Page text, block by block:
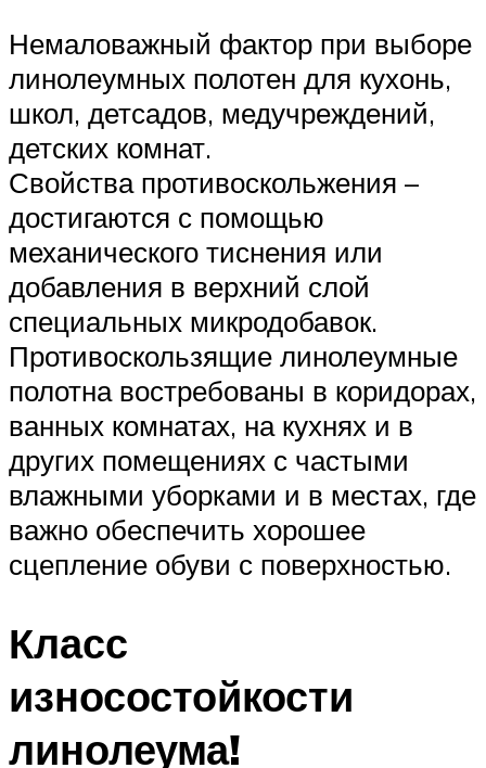
Немаловажный фактор при выборе
линолеумных полотен для кухонь,
школ, детсадов, медучреждений,
детских комнат.
Свойства противоскольжения –
достигаются с помощью
механического тиснения или
добавления в верхний слой
специальных микродобавок.
Противоскользящие линолеумные
полотна востребованы в коридорах,
ванных комнатах, на кухнях и в
других помещениях с частыми
влажными уборками и в местах, где
важно обеспечить хорошее
сцепление обуви с поверхностью.
Класс
износостойкости
линолеума!